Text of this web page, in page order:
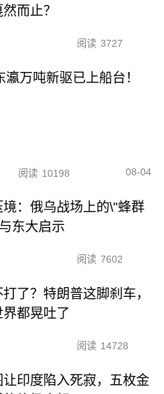
而止？
阅读 3727
万吨新驱已上船台！
阅读 10198 08-04
境：俄乌战场上的\"蜂群
东大启示
阅读 7602
了？特朗普这脚刹车，
都晃吐了
阅读 14728
让印度陷入死寂，五枚金